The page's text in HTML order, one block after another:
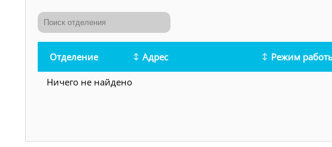
Отделение Адрес Режим
Ничего не найдено